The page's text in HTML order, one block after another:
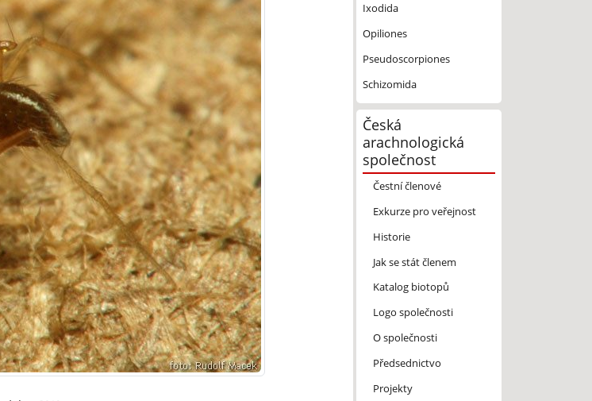
Ixodida
Opiliones
Pseudoscorpiones
Schizomida
Česká
arachnologická
společnost
Čestní členové
Exkurze pro veřejnost
Historie
Jak se stát členem
Katalog biotopů
Logo společnosti
O společnosti
Předsednictvo
Projekty